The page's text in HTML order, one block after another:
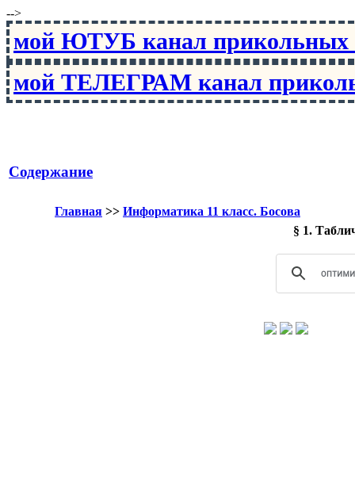
-->
мой ЮТУБ канал
мой ТЕЛЕГРАМ канал
Содержание
Главная >> Информатика 11 класс. Босова
§ 1.